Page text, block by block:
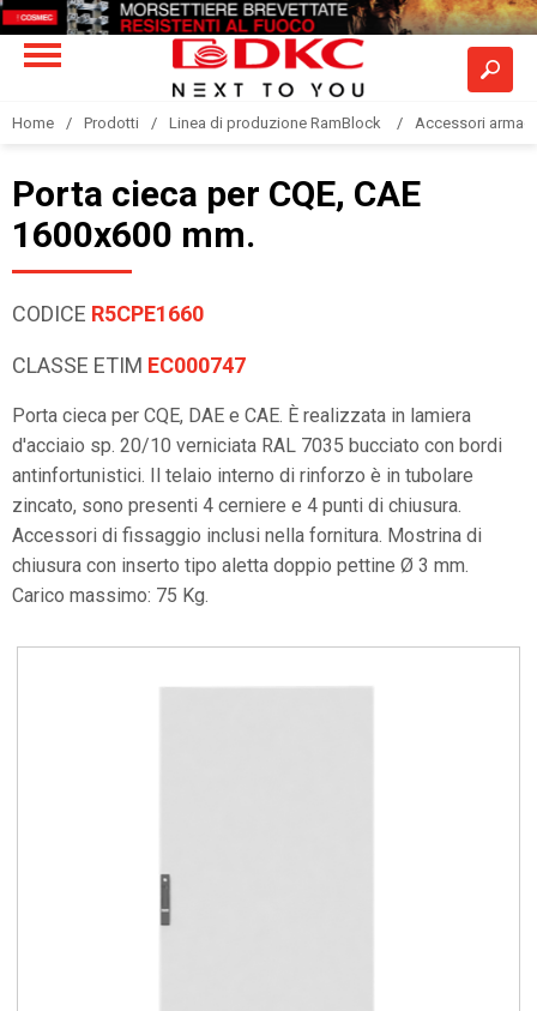
Home Prodotti Linea di produzione RamBlock Accessori armadi
Porta cieca per CQE, CAE
1600x600 mm.
CODICE R5CPE1660
CLASSE ETIM EC000747
Porta cieca per CQE, DAE e CAE. È realizzata in lamiera
d'acciaio sp. 20/10 verniciata RAL 7035 bucciato con bordi
antinfortunistici. Il telaio interno di rinforzo è in tubolare
zincato, sono presenti 4 cerniere e 4 punti di chiusura.
Accessori di fissaggio inclusi nella fornitura. Mostrina di
chiusura con inserto tipo aletta doppio pettine Ø 3 mm.
Carico massimo: 75 Kg.